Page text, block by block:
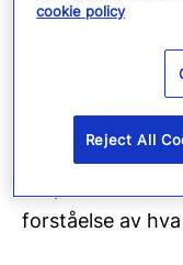
Få frem
proaktivt med
krisehåndtering
forståelse av
cookie policy
Reject All